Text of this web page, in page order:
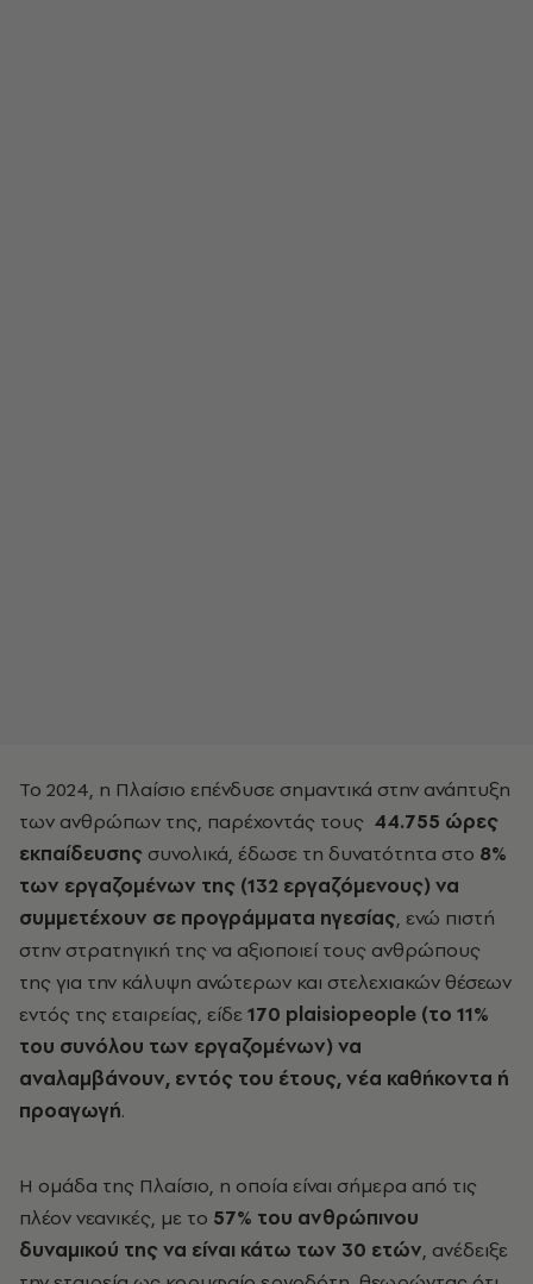
Το 2024, η Πλαίσιο επένδυσε σημαντικά στην ανάπτυξη
των ανθρώπων της, παρέχοντάς τους 44.755 ώρες
εκπαίδευσης συνολικά, έδωσε τη δυνατότητα στο 8%
των εργαζομένων της (132 εργαζόμενους) να
συμμετέχουν σε προγράμματα ηγεσίας, ενώ πιστή
στην στρατηγική της να αξιοποιεί τους ανθρώπους
της για την κάλυψη ανώτερων και στελεχιακών θέσεων
εντός της εταιρείας, είδε 170 plaisiopeople (το 11%
του συνόλου των εργαζομένων) να
αναλαμβάνουν, εντός του έτους, νέα καθήκοντα ή
προαγωγή.
Η ομάδα της Πλαίσιο, η οποία είναι σήμερα από τις
πλέον νεανικές, με το 57% του ανθρώπινου
δυναμικού της να είναι κάτω των 30 ετών, ανέδειξε